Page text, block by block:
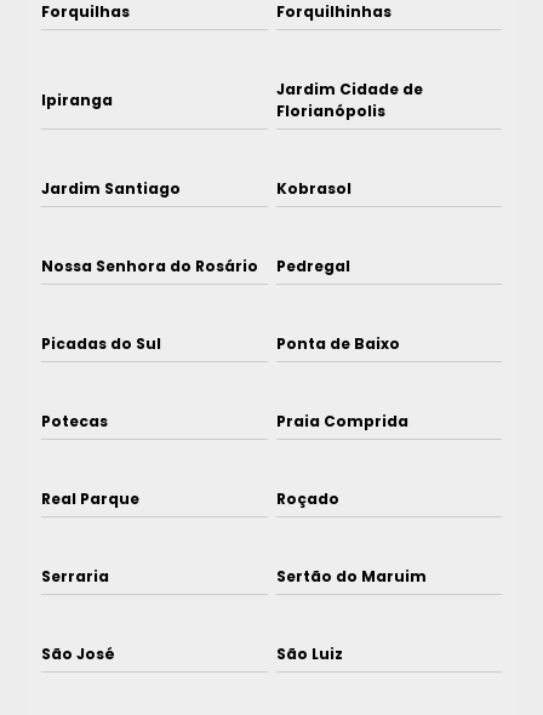
Forquilhas Forquilhinhas
Ipiranga
Jardim Cidade de
Florianópolis
Jardim Santiago Kobrasol
Nossa Senhora do Rosário Pedregal
Picadas do Sul Ponta de Baixo
Potecas Praia Comprida
Real Parque Roçado
Serraria Sertão do Maruim
São José São Luiz